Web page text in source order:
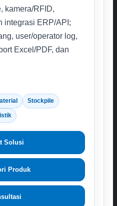
kamera/RFID,
integrasi ERP/API;
user/operator log,
Excel/PDF, dan
Stockpile
Solusi
Produk